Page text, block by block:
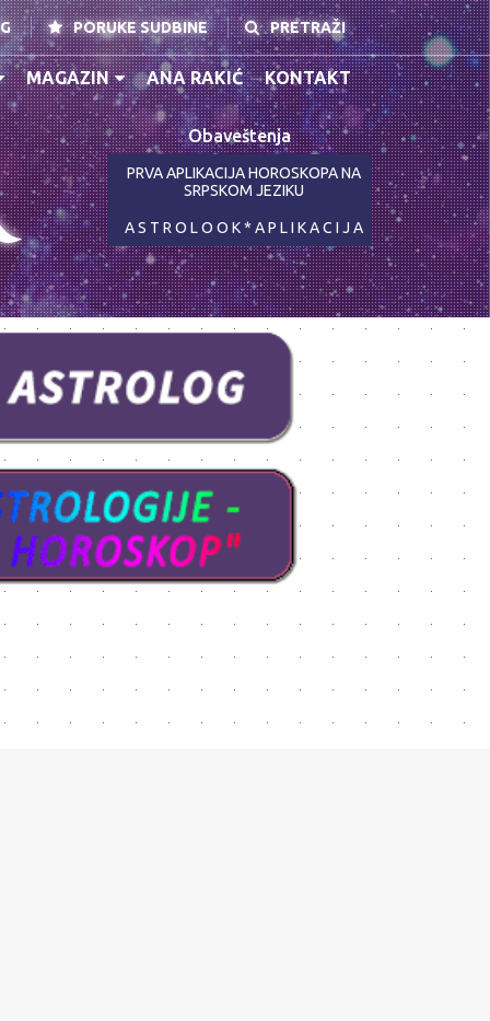
PORUKE SUDBINE PRETRAŽI
MAGAZIN ANA RAKIĆ KONTAKT
Obaveštenja
PRVA APLIKACIJA HOROSKOPA NA
SRPSKOM JEZIKU
A S T R O L O O K * A P L I K A C I J A